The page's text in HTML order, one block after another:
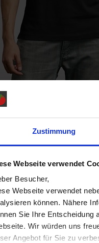
Zustimmung
Webseite verwendet
Besucher,
Webseite verwendet
können. Nähere
Sie Ihre Entscheidung
Wir würden uns
Angebot für Sie zu